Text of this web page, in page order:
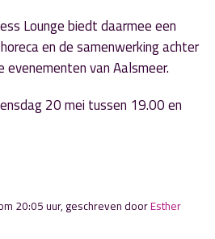
Lounge biedt daarmee een
en de samenwerking achter
van Aalsmeer.
20 mei tussen 19.00 en
20:05 uur, geschreven doorEsther